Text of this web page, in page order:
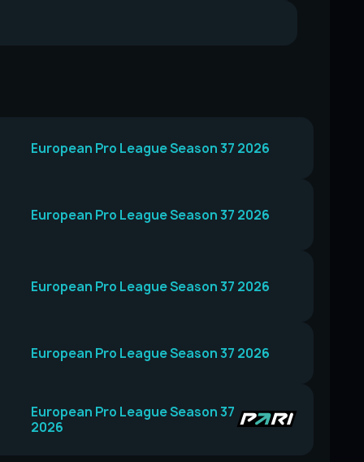
European Pro League Season 37 2026
European Pro League Season 37 2026
European Pro League Season 37 2026
European Pro League Season 37 2026
European Pro League Season 37
2026